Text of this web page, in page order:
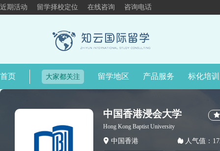
近期活动 留学择校定位 在线咨询 咨询电话
首页 大家都关注 留学地区 产品服务 标化培训
中国香港浸会大学
Hong Kong Baptist University
中国香港 人气值：